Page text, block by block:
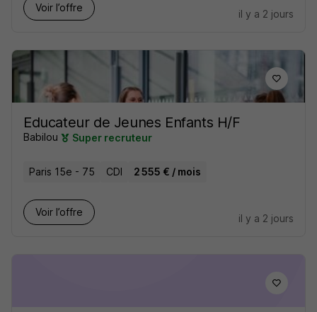
Voir l’offre
il y a 2 jours
Educateur de Jeunes Enfants H/F
Babilou Super recruteur
Paris 15e - 75 CDI 2 555 € / mois
Voir l’offre
il y a 2 jours